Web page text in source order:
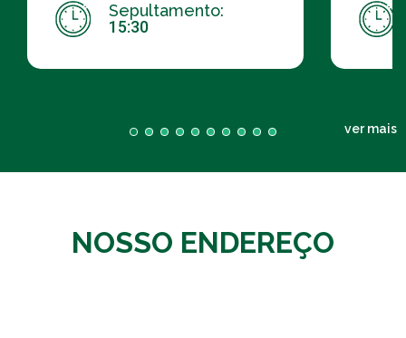
ver mais
Sepultamento:
15:30
NOSSO ENDEREÇO